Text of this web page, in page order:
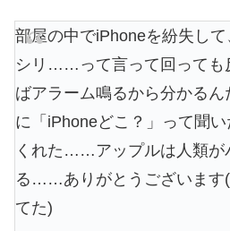
部屋の中でiPhoneを紛失し
シリ……って言って回っても
ばアラーム鳴るから分かる
に「iPhoneどこ？」って聞
くれた……アップルは人類が
る……ありがとうございます
てた)